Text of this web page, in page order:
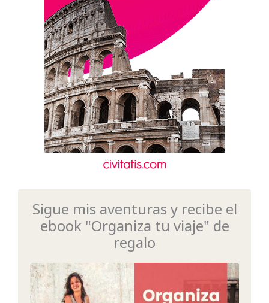
Sigue mis aventuras y recibe el
ebook "Organiza tu viaje" de
regalo